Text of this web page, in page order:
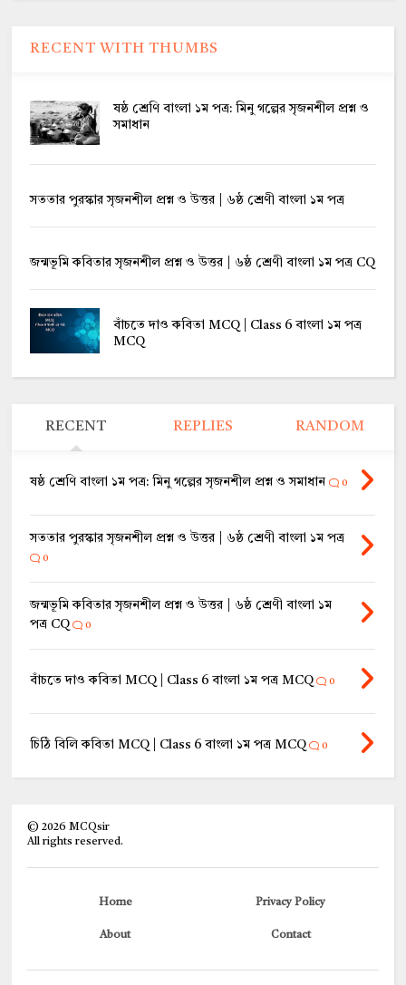
RECENT WITH THUMBS
ষষ্ঠ শ্রেণি বাংলা ১ম পত্র: মিনু গল্পের সৃজনশীল প্রশ্ন ও
সমাধান
সততার পুরস্কার সৃজনশীল প্রশ্ন ও উত্তর | ৬ষ্ঠ শ্রেণী বাংলা ১ম পত্র
জন্মভূমি কবিতার সৃজনশীল প্রশ্ন ও উত্তর | ৬ষ্ঠ শ্রেণী বাংলা ১ম পত্র CQ
বাঁচতে দাও কবিতা MCQ | Class 6 বাংলা ১ম পত্র
MCQ
RECENT REPLIES RANDOM
ষষ্ঠ শ্রেণি বাংলা ১ম পত্র: মিনু গল্পের সৃজনশীল প্রশ্ন ও সমাধান 0
সততার পুরস্কার সৃজনশীল প্রশ্ন ও উত্তর | ৬ষ্ঠ শ্রেণী বাংলা ১ম পত্র
0
জন্মভূমি কবিতার সৃজনশীল প্রশ্ন ও উত্তর | ৬ষ্ঠ শ্রেণী বাংলা ১ম
পত্র CQ
0
বাঁচতে দাও কবিতা MCQ | Class 6 বাংলা ১ম পত্র MCQ 0
চিঠি বিলি কবিতা MCQ | Class 6 বাংলা ১ম পত্র MCQ 0
©2026 MCQsir
All rights reserved.
Home Privacy Policy
About Contact